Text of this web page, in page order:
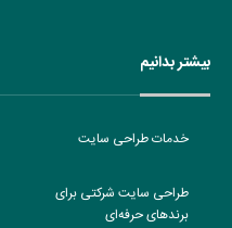
بیشتر بدانیم
خدمات طراحی سایت
طراحی سایت شرکتی برای
برندهای حرفه‌ای